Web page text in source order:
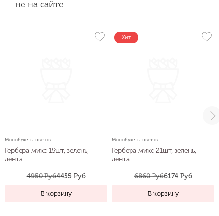
не на сайте
Монобукеты цветов
Гербера микс 15шт, зелень,
лента
4950 Руб4455 Руб
В корзину
Хит
Монобукеты цветов
Гербера микс 21шт, зелень,
лента
6860 Руб6174 Руб
В корзину